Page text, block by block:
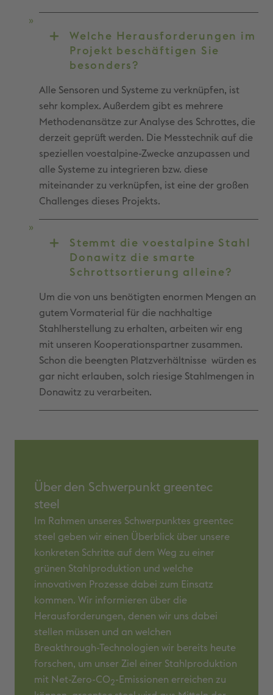
Welche Herausforderungen im
Projekt beschäftigen Sie
besonders?
Alle Sensoren und Systeme zu verknüpfen, ist
sehr komplex. Außerdem gibt es mehrere
Methodenansätze zur Analyse des Schrottes, die
derzeit geprüft werden. Die Messtechnik auf die
speziellen voestalpine-Zwecke anzupassen und
alle Systeme zu integrieren bzw. diese
miteinander zu verknüpfen, ist eine der großen
Challenges dieses Projekts.
Stemmt die voestalpine Stahl
Donawitz die smarte
Schrottsortierung alleine?
Um die von uns benötigten enormen Mengen an
gutem Vormaterial für die nachhaltige
Stahlherstellung zu erhalten, arbeiten wir eng
mit unseren Kooperationspartner zusammen.
Schon die beengten Platzverhältnisse würden es
gar nicht erlauben, solch riesige Stahlmengen in
Donawitz zu verarbeiten.
Über den Schwerpunkt greentec
steel
Im Rahmen unseres Schwerpunktes greentec
steel geben wir einen Überblick über unsere
konkreten Schritte auf dem Weg zu einer
grünen Stahlproduktion und welche
innovativen Prozesse dabei zum Einsatz
kommen. Wir informieren über die
Herausforderungen, denen wir uns dabei
stellen müssen und an welchen
Breakthrough-Technologien wir bereits heute
forschen, um unser Ziel einer Stahlproduktion
mit Net-Zero-CO2-Emissionen erreichen zu